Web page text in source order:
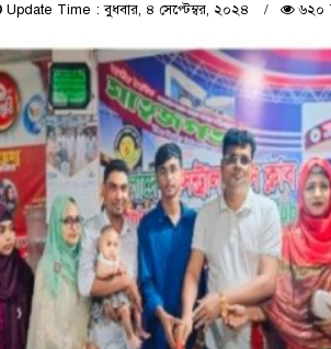
Update Time : বুধবার, ৪ সেপ্টেম্বর, ২০২৪ ৬২০